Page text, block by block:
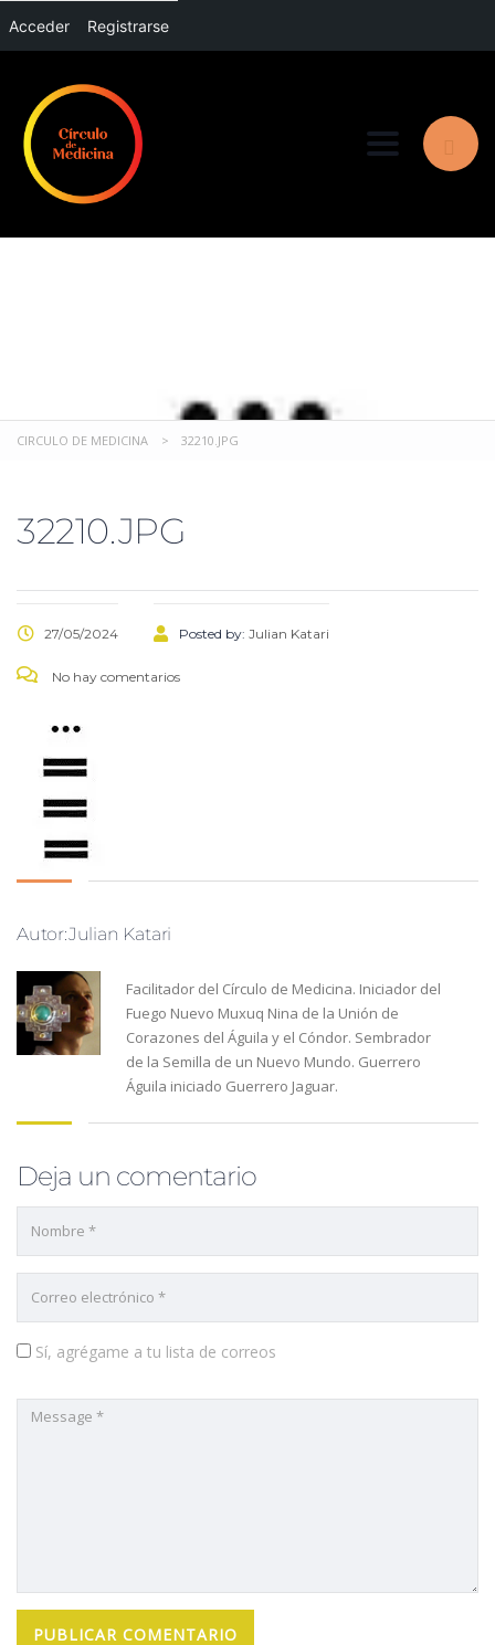
Acceder Registrarse
Toggle
CIRCULO DE MEDICINA > 32210.JPG
32210.JPG
27/05/2024 Posted by: Julian Katari
No hay comentarios
Autor:Julian Katari
Facilitador del Círculo de Medicina. Iniciador del
Fuego Nuevo Muxuq Nina de la Unión de
Corazones del Águila y el Cóndor. Sembrador
de la Semilla de un Nuevo Mundo. Guerrero
Águila iniciado Guerrero Jaguar.
Deja un comentario
Sí, agrégame a tu lista de correos